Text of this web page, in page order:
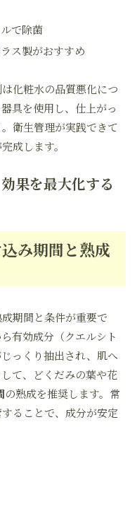
で除菌
ス製がおすすめ
化粧水の品質悪化につ
具を使用し、仕上がっ
衛生管理が実践できて
成します。
果を最大化する
み期間と熟成
期間と条件が重要で
有効成分（クエルシト
っくり抽出され、肌へ
て、どくだみの葉や花
の熟成を推奨します。常
ることで、成分が安定